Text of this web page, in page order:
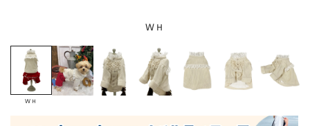
ＷＨ
ＷＨ